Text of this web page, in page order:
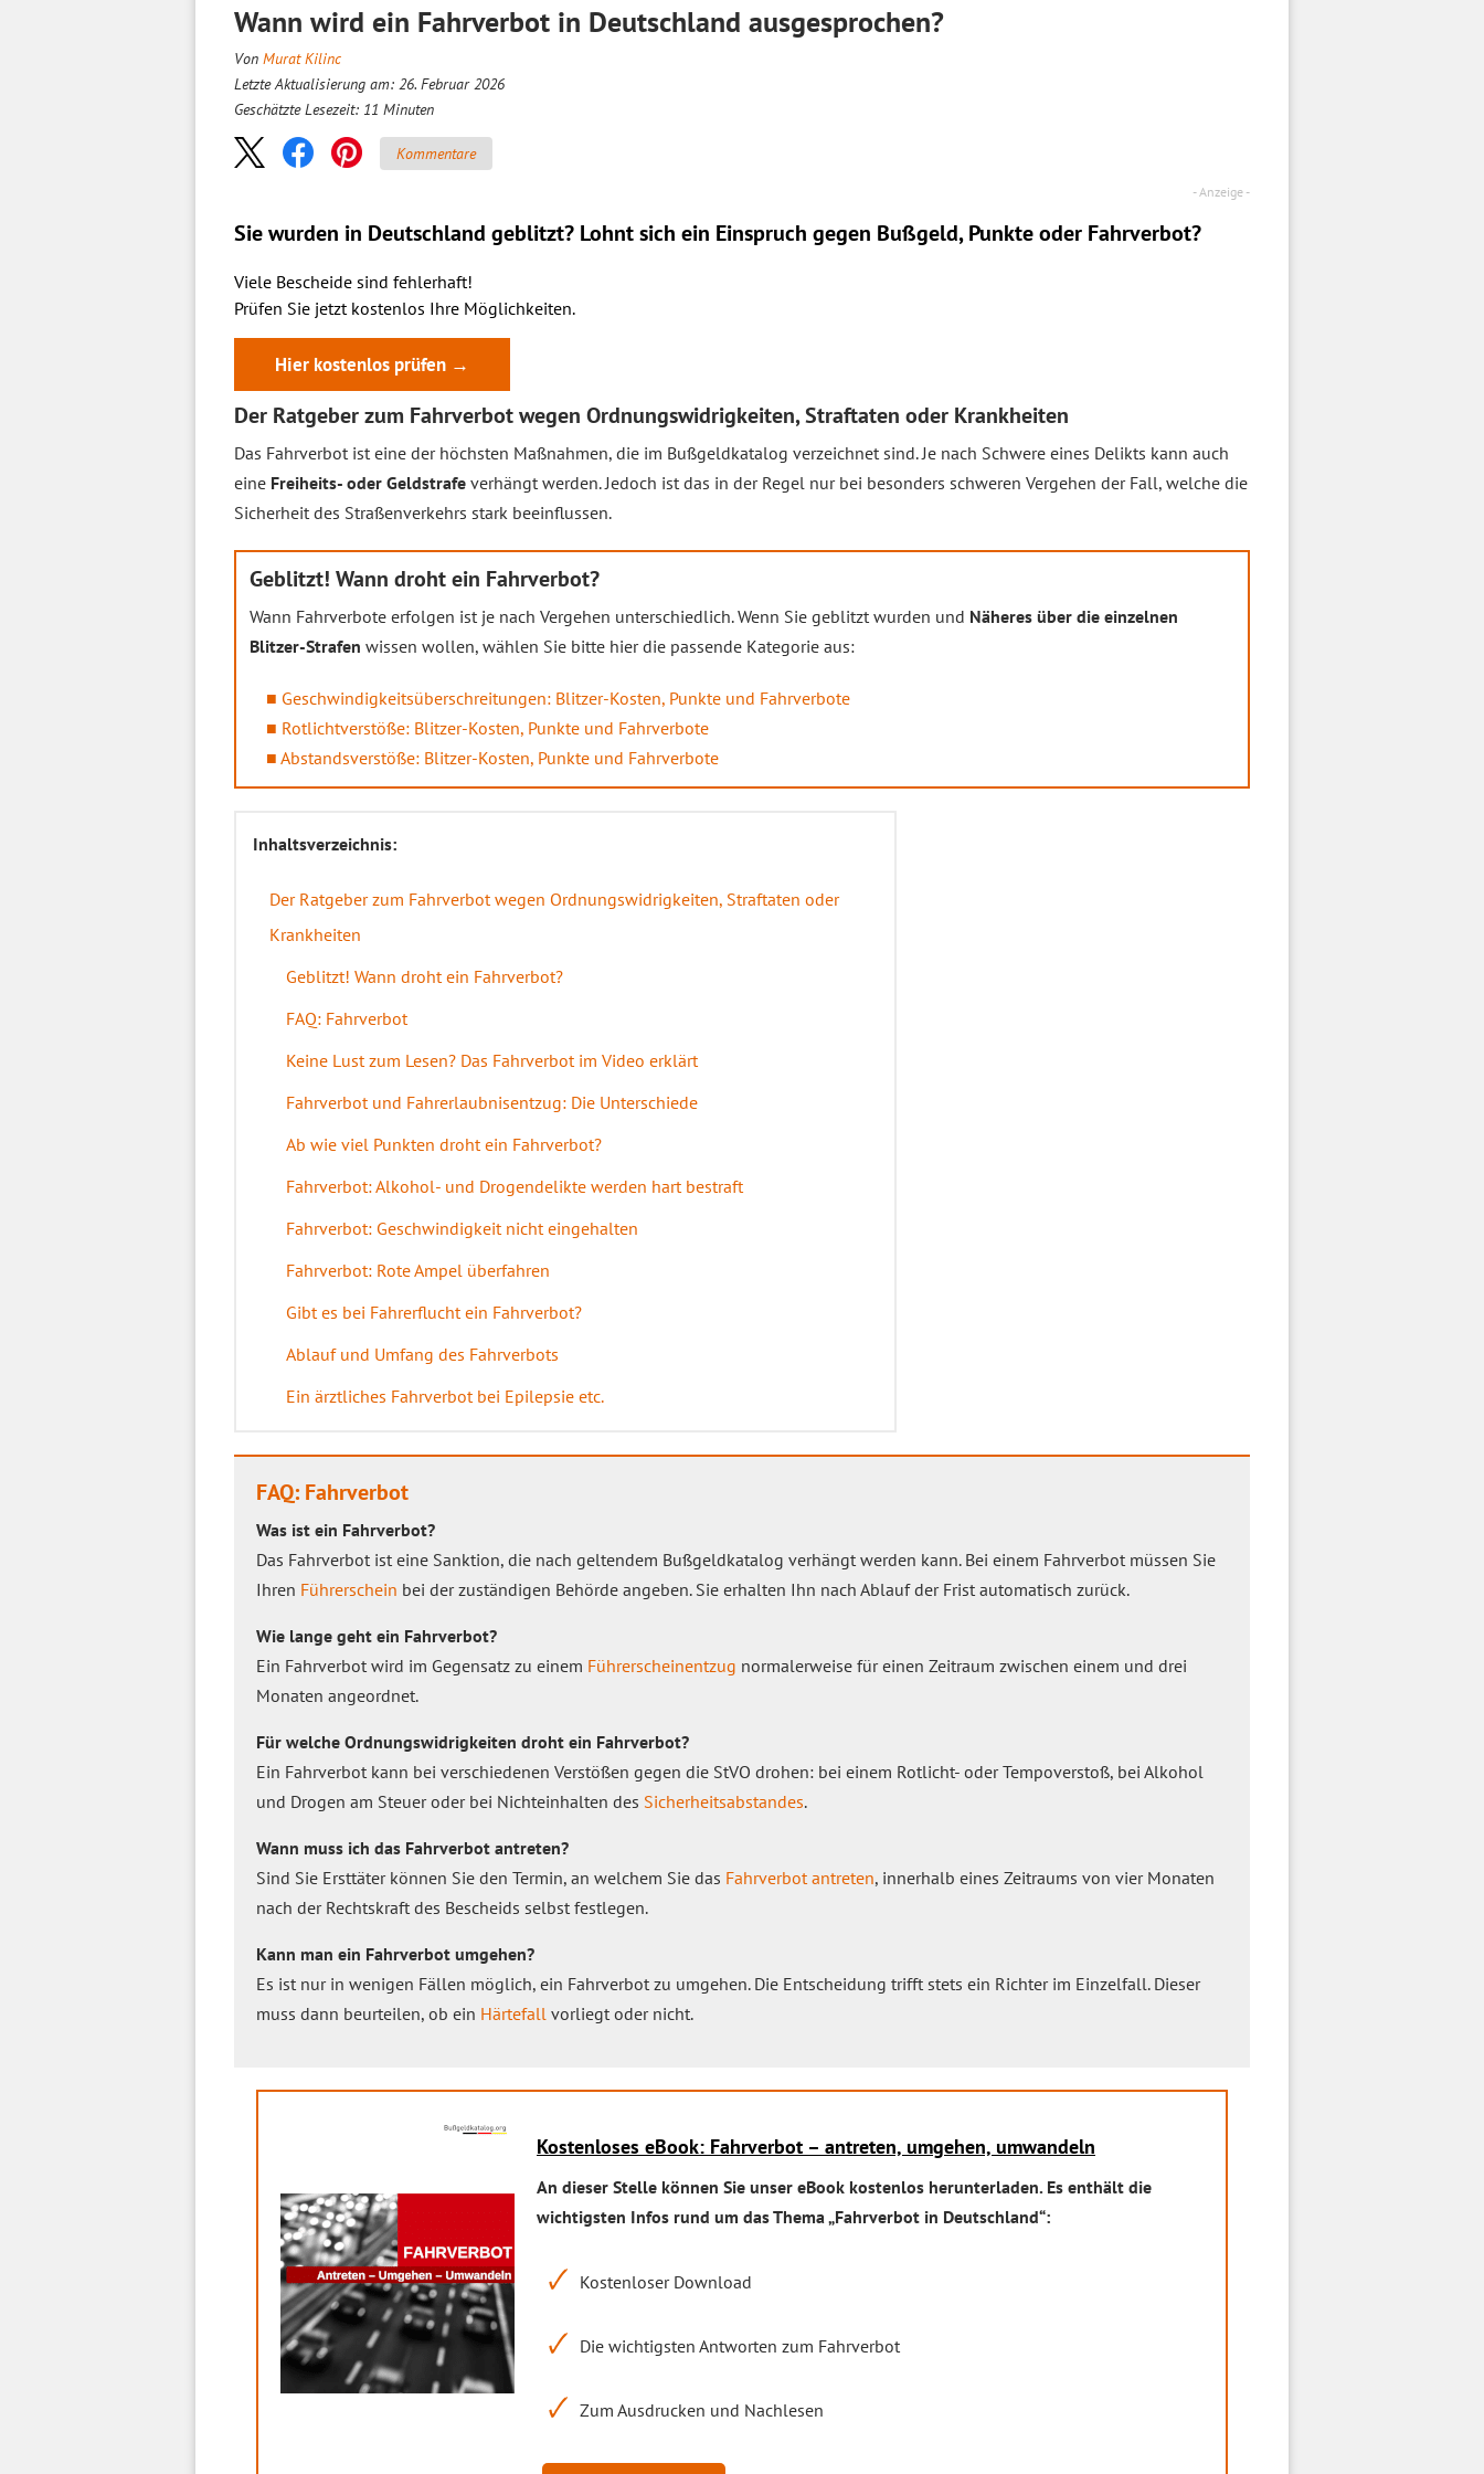
Wann wird ein Fahrverbot in Deutschland ausgesprochen?
Von Murat Kilinc
Letzte Aktualisierung am: 26. Februar 2026
Geschätzte Lesezeit: 11 Minuten
Kommentare
Sie wurden in Deutschland geblitzt? Lohnt sich ein Einspruch gegen Bußgeld, Punkte oder Fahrverbot?
Viele Bescheide sind fehlerhaft!
Prüfen Sie jetzt kostenlos Ihre Möglichkeiten.
Hier kostenlos prüfen →
Der Ratgeber zum Fahrverbot wegen Ordnungswidrigkeiten, Straftaten oder Krankheiten
Das Fahrverbot ist eine der höchsten Maßnahmen, die im Bußgeldkatalog verzeichnet sind. Je nach Schwere eines Delikts kann auch
eine Freiheits- oder Geldstrafe verhängt werden. Jedoch ist das in der Regel nur bei besonders schweren Vergehen der Fall, welche die
Sicherheit des Straßenverkehrs stark beeinflussen.
Geblitzt! Wann droht ein Fahrverbot?
Wann Fahrverbote erfolgen ist je nach Vergehen unterschiedlich. Wenn Sie geblitzt wurden und Näheres über die einzelnen
Blitzer-Strafen wissen wollen, wählen Sie bitte hier die passende Kategorie aus:
Geschwindigkeitsüberschreitungen: Blitzer-Kosten, Punkte und Fahrverbote
Rotlichtverstöße: Blitzer-Kosten, Punkte und Fahrverbote
Abstandsverstöße: Blitzer-Kosten, Punkte und Fahrverbote
Inhaltsverzeichnis:
Der Ratgeber zum Fahrverbot wegen Ordnungswidrigkeiten, Straftaten oder
Krankheiten
Geblitzt! Wann droht ein Fahrverbot?
FAQ: Fahrverbot
Keine Lust zum Lesen? Das Fahrverbot im Video erklärt
Fahrverbot und Fahrerlaubnisentzug: Die Unterschiede
Ab wie viel Punkten droht ein Fahrverbot?
Fahrverbot: Alkohol- und Drogendelikte werden hart bestraft
Fahrverbot: Geschwindigkeit nicht eingehalten
Fahrverbot: Rote Ampel überfahren
Gibt es bei Fahrerflucht ein Fahrverbot?
Ablauf und Umfang des Fahrverbots
Ein ärztliches Fahrverbot bei Epilepsie etc.
FAQ: Fahrverbot
Was ist ein Fahrverbot?
Das Fahrverbot ist eine Sanktion, die nach geltendem Bußgeldkatalog verhängt werden kann. Bei einem Fahrverbot müssen Sie
Ihren Führerschein bei der zuständigen Behörde angeben. Sie erhalten Ihn nach Ablauf der Frist automatisch zurück.
Wie lange geht ein Fahrverbot?
Ein Fahrverbot wird im Gegensatz zu einem Führerscheinentzug normalerweise für einen Zeitraum zwischen einem und drei
Monaten angeordnet.
Für welche Ordnungswidrigkeiten droht ein Fahrverbot?
Ein Fahrverbot kann bei verschiedenen Verstößen gegen die StVO drohen: bei einem Rotlicht- oder Tempoverstoß, bei Alkohol
und Drogen am Steuer oder bei Nichteinhalten des Sicherheitsabstandes.
Wann muss ich das Fahrverbot antreten?
Sind Sie Ersttäter können Sie den Termin, an welchem Sie das Fahrverbot antreten, innerhalb eines Zeitraums von vier Monaten
nach der Rechtskraft des Bescheids selbst festlegen.
Kann man ein Fahrverbot umgehen?
Es ist nur in wenigen Fällen möglich, ein Fahrverbot zu umgehen. Die Entscheidung trifft stets ein Richter im Einzelfall. Dieser
muss dann beurteilen, ob ein Härtefall vorliegt oder nicht.
Kostenloses eBook: Fahrverbot – antreten, umgehen, umwandeln
An dieser Stelle können Sie unser eBook kostenlos herunterladen. Es enthält die
wichtigsten Infos rund um das Thema „Fahrverbot in Deutschland“:
Kostenloser Download
Die wichtigsten Antworten zum Fahrverbot
Zum Ausdrucken und Nachlesen